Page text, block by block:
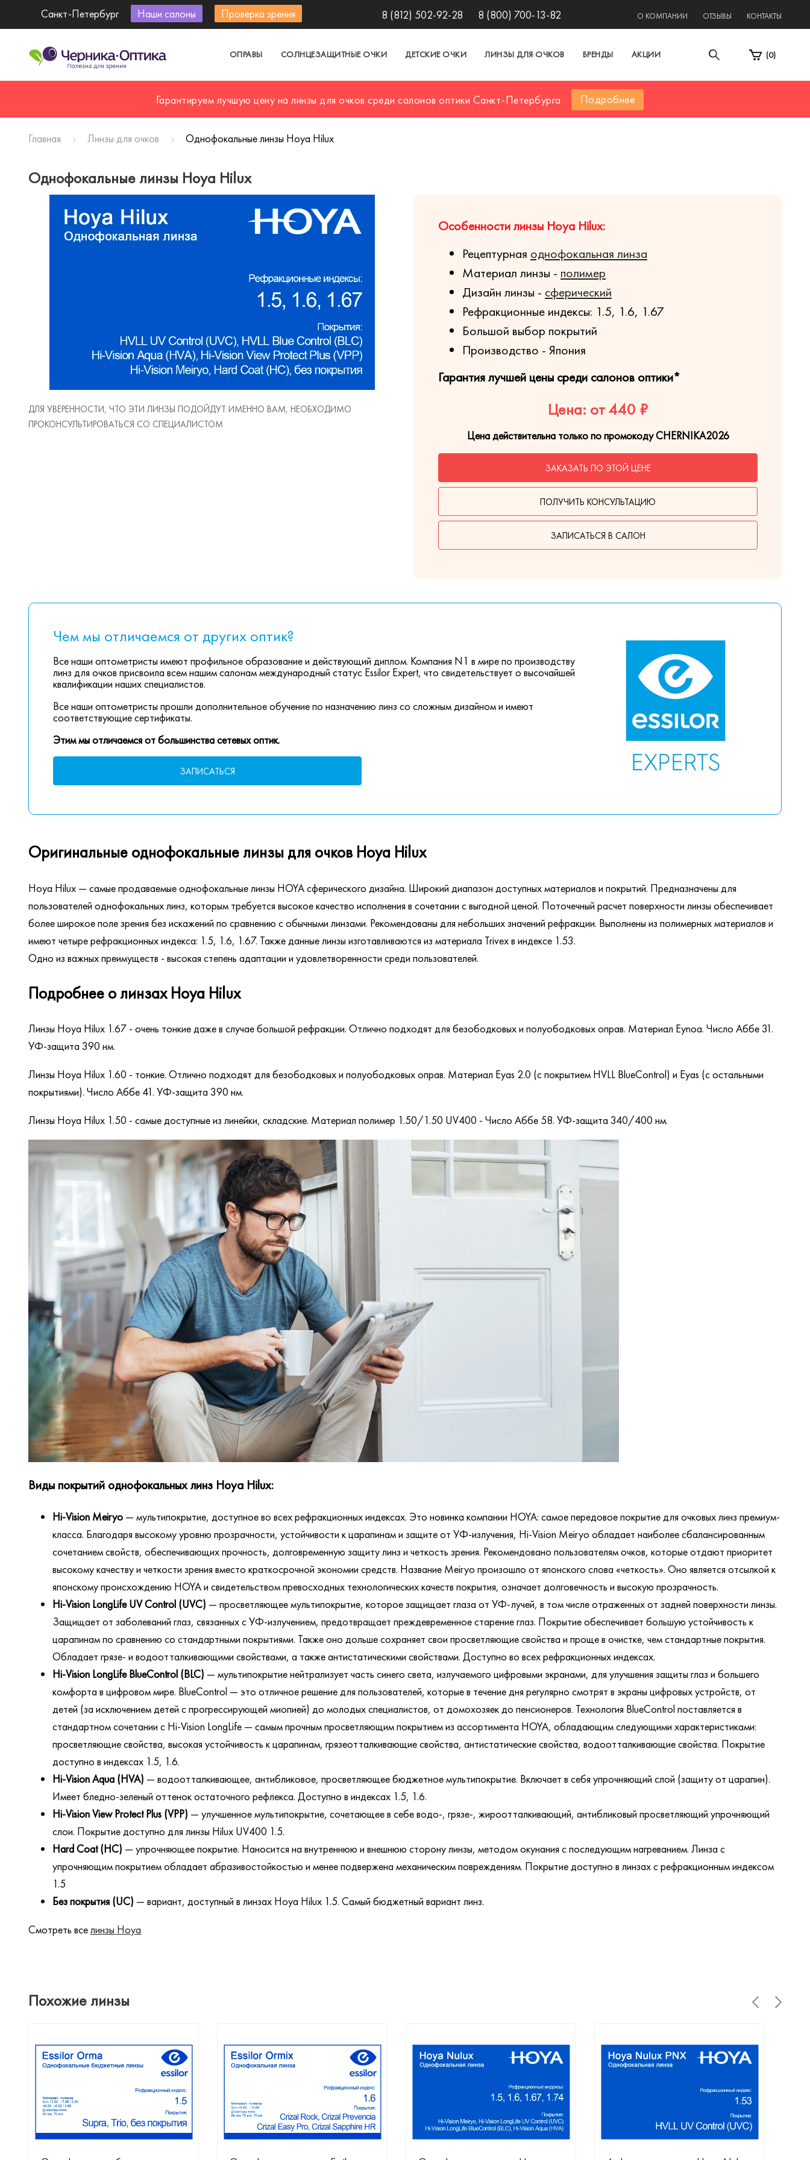
Санкт-Петербург Наши салоны Проверка зрения 8 (812) 502-92-28 8 (800) 700-13-82 О КОМПАНИИ ОТЗЫВЫ КОНТАКТЫ
ОПРАВЫ СОЛНЦЕЗАЩИТНЫЕ ОЧКИ ДЕТСКИЕ ОЧКИ ЛИНЗЫ ДЛЯ ОЧКОВ БРЕНДЫ АКЦИИ (0)
Гарантируем лучшую цену на линзы для очков среди салонов оптики Санкт-Петербурга Подробнее
Главная Линзы для очков Однофокальные линзы Hoya Hilux
Однофокальные линзы Hoya Hilux
ДЛЯ УВЕРЕННОСТИ, ЧТО ЭТИ ЛИНЗЫ ПОДОЙДУТ ИМЕННО ВАМ, НЕОБХОДИМО
ПРОКОНСУЛЬТИРОВАТЬСЯ СО СПЕЦИАЛИСТОМ
Особенности линзы Hoya Hilux:
Рецептурная однофокальная линза
Материал линзы - полимер
Дизайн линзы - сферический
Рефракционные индексы: 1.5, 1.6, 1.67
Большой выбор покрытий
Производство - Япония
Гарантия лучшей цены среди салонов оптики*
Цена: от 440 ₽
Цена действительна только по промокоду CHERNIKA2026
ЗАКАЗАТЬ ПО ЭТОЙ ЦЕНЕ
ПОЛУЧИТЬ КОНСУЛЬТАЦИЮ
ЗАПИСАТЬСЯ В САЛОН
Чем мы отличаемся от других оптик?
Все наши оптометристы имеют профильное образование и действующий диплом. Компания N1 в мире по производству
линз для очков присвоила всем нашим салонам международный статус Essilor Expert, что свидетельствует о высочайшей
квалификации наших специалистов.
Все наши оптометристы прошли дополнительное обучение по назначению линз со сложным дизайном и имеют
соответствующие сертификаты.
Этим мы отличаемся от большинства сетевых оптик.
ЗАПИСАТЬСЯ
Оригинальные однофокальные линзы для очков Hoya Hilux
Hoya Hilux — самые продаваемые однофокальные линзы HOYA сферического дизайна. Широкий диапазон доступных материалов и покрытий. Предназначены для
пользователей однофокальных линз, которым требуется высокое качество исполнения в сочетании с выгодной ценой. Поточечный расчет поверхности линзы обеспечивает
более широкое поле зрения без искажений по сравнению с обычными линзами. Рекомендованы для небольших значений рефракции. Выполнены из полимерных материалов и
имеют четыре рефракционных индекса: 1.5, 1.6, 1.67. Также данные линзы изготавливаются из материала Trivex в индексе 1.53.
Одно из важных преимуществ - высокая степень адаптации и удовлетворенности среди пользователей.
Подробнее о линзах Hoya Hilux
Линзы Hoya Hilux 1.67 - очень тонкие даже в случае большой рефракции. Отлично подходят для безободковых и полуободковых оправ. Материал Eynoa. Число Аббе 31.
УФ-защита 390 нм.
Линзы Hoya Hilux 1.60 - тонкие. Отлично подходят для безободковых и полуободковых оправ. Материал Eyas 2.0 (с покрытием HVLL BlueControl) и Eyas (с остальными
покрытиями). Число Аббе 41. УФ-защита 390 нм.
Линзы Hoya Hilux 1.50 - самые доступные из линейки, складские. Материал полимер 1.50/1.50 UV400 - Число Аббе 58. УФ-защита 340/400 нм.
Виды покрытий однофокальных линз Hoya Hilux:
Hi-Vision Meiryo — мультипокрытие, доступное во всех рефракционных индексах. Это новинка компании HOYA: самое передовое покрытие для очковых линз премиум-
класса. Благодаря высокому уровню прозрачности, устойчивости к царапинам и защите от УФ-излучения, Hi-Vision Meiryo обладает наиболее сбалансированным
сочетанием свойств, обеспечивающих прочность, долговременную защиту линз и четкость зрения. Рекомендовано пользователям очков, которые отдают приоритет
высокому качеству и четкости зрения вместо краткосрочной экономии средств. Название Meiryo произошло от японского слова «четкость». Оно является отсылкой к
японскому происхождению HOYA и свидетельством превосходных технологических качеств покрытия, означает долговечность и высокую прозрачность.
Hi-Vision LongLife UV Control (UVC) — просветляющее мультипокрытие, которое защищает глаза от УФ-лучей, в том числе отраженных от задней поверхности линзы.
Защищает от заболеваний глаз, связанных с УФ-излучением, предотвращает преждевременное старение глаз. Покрытие обеспечивает большую устойчивость к
царапинам по сравнению со стандартными покрытиями. Также оно дольше сохраняет свои просветляющие свойства и проще в очистке, чем стандартные покрытия.
Обладает грязе- и водоотталкивающими свойствами, а также антистатическими свойствами. Доступно во всех рефракционных индексах.
Hi-Vision LongLife BlueControl (BLC) — мультипокрытие нейтрализует часть синего света, излучаемого цифровыми экранами, для улучшения защиты глаз и большего
комфорта в цифровом мире. BlueControl — это отличное решение для пользователей, которые в течение дня регулярно смотрят в экраны цифровых устройств, от
детей (за исключением детей с прогрессирующей миопией) до молодых специалистов, от домохозяек до пенсионеров. Технология BlueControl поставляется в
стандартном сочетании с Hi-Vision LongLife — самым прочным просветляющим покрытием из ассортимента HOYA, обладающим следующими характеристиками:
просветляющие свойства, высокая устойчивость к царапинам, грязеотталкивающие свойства, антистатические свойства, водоотталкивающие свойства. Покрытие
доступно в индексах 1.5, 1.6.
Hi-Vision Aqua (HVA) — водоотталкивающее, антибликовое, просветляющее бюджетное мультипокрытие. Включает в себя упрочняющий слой (защиту от царапин).
Имеет бледно-зеленый оттенок остаточного рефлекса. Доступно в индексах 1.5, 1.6.
Hi-Vision View Protect Plus (VPP) — улучшенное мультипокрытие, сочетающее в себе водо-, грязе-, жироотталкивающий, антибликовый просветляющий упрочняющий
слои. Покрытие доступно для линзы Hilux UV400 1.5.
Hard Coat (HC) — упрочняющее покрытие. Наносится на внутреннюю и внешнюю сторону линзы, методом окунания с последующим нагреванием. Линза с
упрочняющим покрытием обладает абразивостойкостью и менее подвержена механическим повреждениям. Покрытие доступно в линзах с рефракционным индексом
1.5
Без покрытия (UC) — вариант, доступный в линзах Hoya Hilux 1.5. Самый бюджетный вариант линз.
Смотреть вселинзы Hoya
Похожие линзы